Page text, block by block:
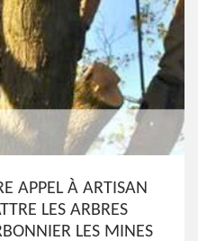
APPEL À ARTISAN
LES ARBRES
LES MINES